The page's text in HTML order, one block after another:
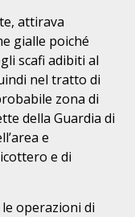
attirava
gialle poiché
scafi adibiti al
nel tratto di
zona di
della Guardia di
e
e di
operazioni di